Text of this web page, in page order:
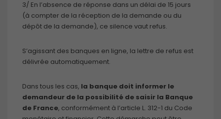
3/ En l’absence de réponse dans un délai de 15 jours
(à compter de la réception de la demande ou du
dépôt de la demande), ce silence vaut refus.
S’agissant des banques en ligne, la lettre de refus est
délivrée automatiquement.
Dans tous les cas, la banque doit informer le
demandeur de la possibilité de saisir la Banque
de France, conformément à l’article L. 312-1 du Code